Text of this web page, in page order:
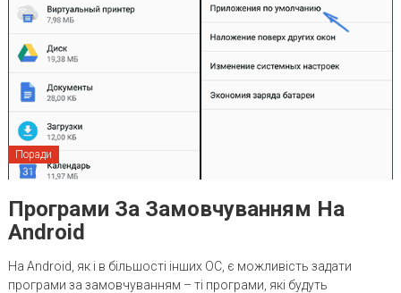
Поради
Програми За Замовчуванням На
Android
На Android, як і в більшості інших ОС, є можливість задати
програми за замовчуванням – ті програми, які будуть